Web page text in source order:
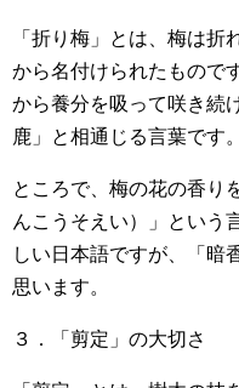
「折り梅」とは、梅は折
から名付けられたもので
から養分を吸って咲き続
鹿」と相通じる言葉です。
ところで、梅の花の香り
んこうそえい）」という
しい日本語ですが、「暗
思います。
３．「剪定」の大切さ